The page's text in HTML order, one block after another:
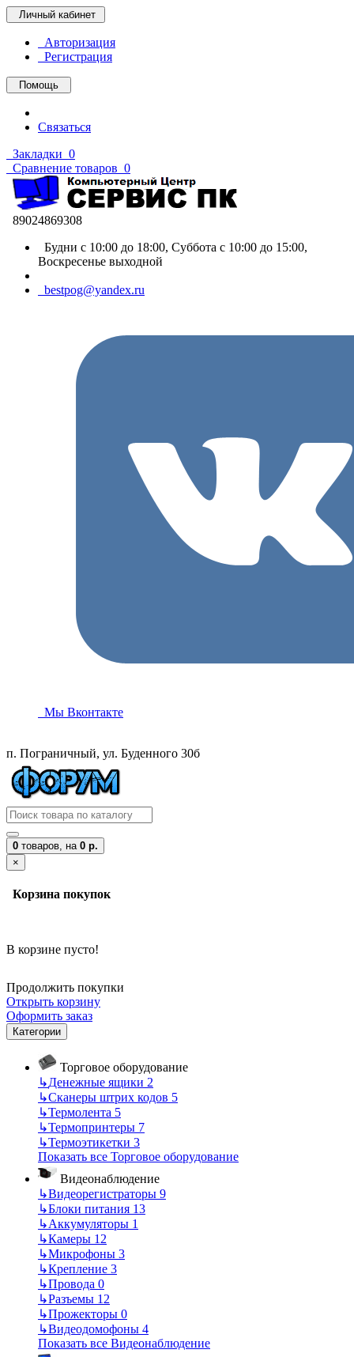
Личный кабинет
Авторизация
Регистрация
Помощь
Связаться
Закладки 0
Сравнение товаров 0
89024869308
Будни с 10:00 до 18:00, Суббота с 10:00 до 15:00,
Воскресенье выходной
bestpog@yandex.ru
Мы Вконтакте
п. Пограничный, ул. Буденного 30б
0 товаров, на 0 р.
×
Корзина покупок
В корзине пусто!
Продолжить покупки
Открыть корзину
Оформить заказ
Категории
Торговое оборудование
↳Денежные ящики 2
↳Сканеры штрих кодов 5
↳Термолента 5
↳Термопринтеры 7
↳Термоэтикетки 3
Показать все Торговое оборудование
Видеонаблюдение
↳Видеорегистраторы 9
↳Блоки питания 13
↳Аккумуляторы 1
↳Камеры 12
↳Микрофоны 3
↳Крепление 3
↳Провода 0
↳Разъемы 12
↳Прожекторы 0
↳Видеодомофоны 4
Показать все Видеонаблюдение